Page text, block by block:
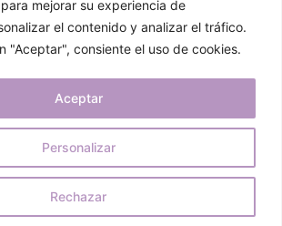
mejorar su experiencia de
el contenido y analizar el tráfico.
"Aceptar", consiente el uso de cookies.
Personalizar
Rechazar
Aceptar
Política de privacidad
de Nelly. Todos los derechos reservados.